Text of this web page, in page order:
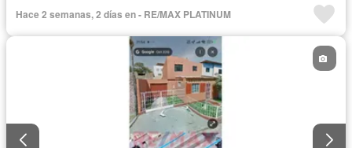
Hace 2 semanas, 2 días en - RE/MAX PLATINUM